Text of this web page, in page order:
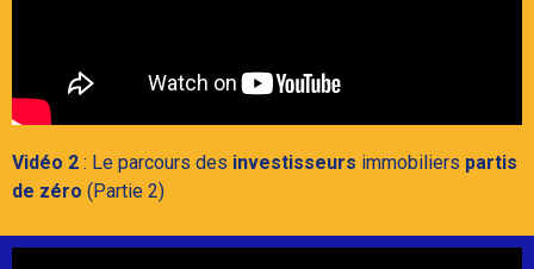
Vidéo 2 : Le parcours des investisseurs immobiliers partis
de zéro (Partie 2)